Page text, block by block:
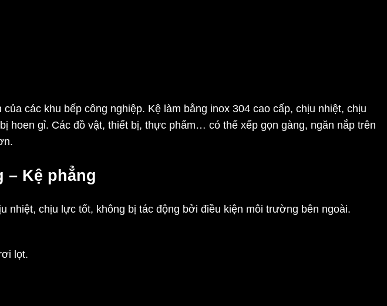
các khu bếp công nghiệp. Kệ làm bằng inox 304 cao cấp, chịu nhiệt, chịu
gỉ. Các đồ vật, thiết bị, thực phẩm… có thể xếp gọn gàng, ngăn nắp trên
– Kệ phẳng
nhiệt, chịu lực tốt, không bị tác động bởi điều kiện môi trường bên ngoài.
lọt.